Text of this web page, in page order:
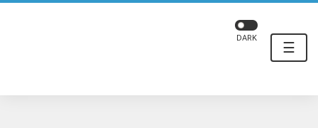
☰
DARK